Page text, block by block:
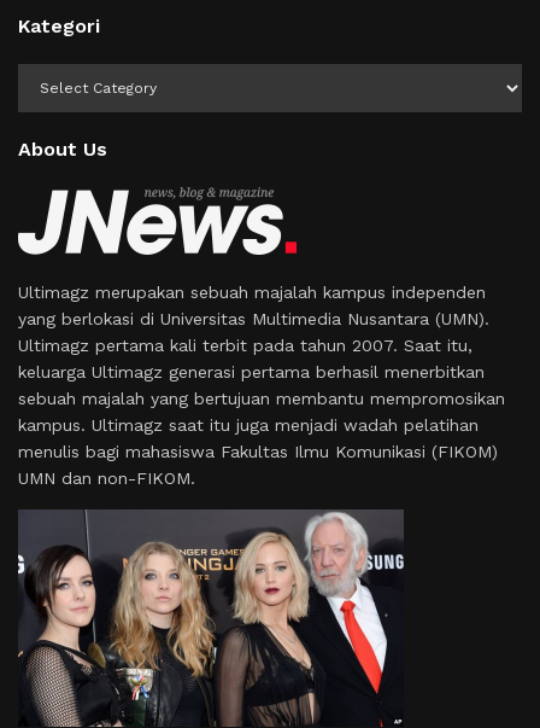
Kategori
About Us
Ultimagz merupakan sebuah majalah kampus independen
yang berlokasi di Universitas Multimedia Nusantara (UMN).
Ultimagz pertama kali terbit pada tahun 2007. Saat itu,
keluarga Ultimagz generasi pertama berhasil menerbitkan
sebuah majalah yang bertujuan membantu mempromosikan
kampus. Ultimagz saat itu juga menjadi wadah pelatihan
menulis bagi mahasiswa Fakultas Ilmu Komunikasi (FIKOM)
UMN dan non-FIKOM.